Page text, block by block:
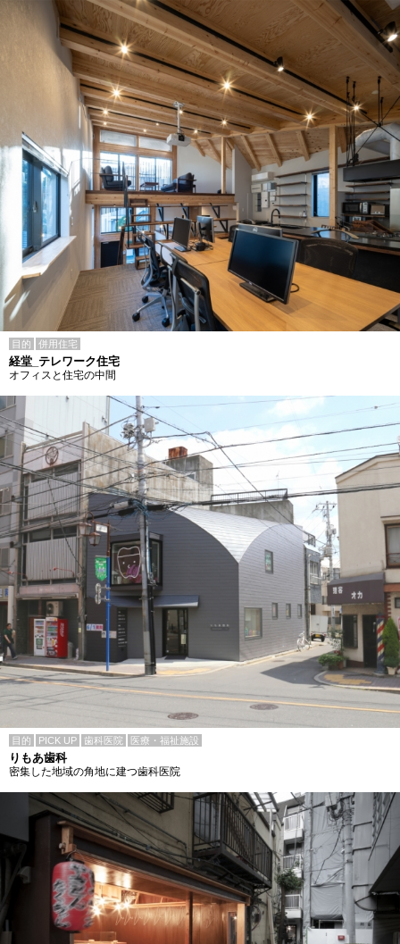
目的 併用住宅
経堂_テレワーク住宅
オフィスと住宅の中間
目的 PICK UP 歯科医院 医療・福祉施設
りもあ歯科
密集した地域の角地に建つ歯科医院